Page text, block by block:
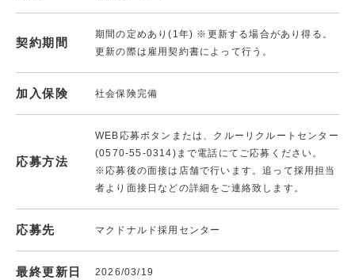
契約期間
期間の定めあり(1年) ※更新する場合があり得る。
更新の際は雇用契約書によって行う。
加入保険 社会保険完備
応募方法
WEB応募ボタンまたは、クルーリクルートセンター
(0570-55-0314)まで電話にてご応募ください。
※応募後の面接は店舗で行います。追って採用担当
者より面接日などの詳細をご連絡致します。
応募先 マクドナルド採用センター
最終更新日 2026/03/19